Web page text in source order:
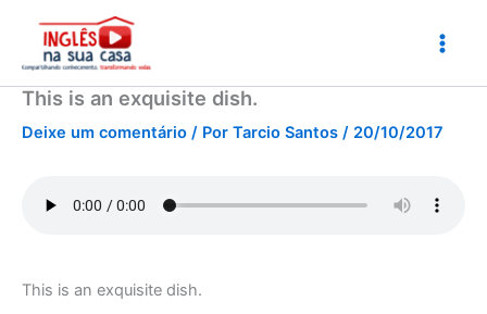
conteúdo
This is an exquisite dish.
Deixe um comentário / Por Tarcio Santos / 20/10/2017
This is an exquisite dish.